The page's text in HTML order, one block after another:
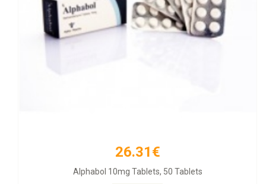
26.31€
Alphabol 10mg Tablets, 50 Tablets
33.54€